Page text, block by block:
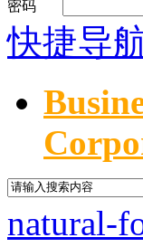
密码
快捷导
natural-